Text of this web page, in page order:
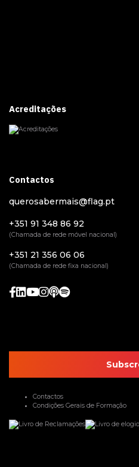
Acreditações
Contactos
querosabermais@flag.pt
+351 91 348 86 92
(Chamada de rede móvel nacional)
+351 21 356 06 06
(Chamada de rede fixa nacional)
Contactos
Condições Gerais de Formação